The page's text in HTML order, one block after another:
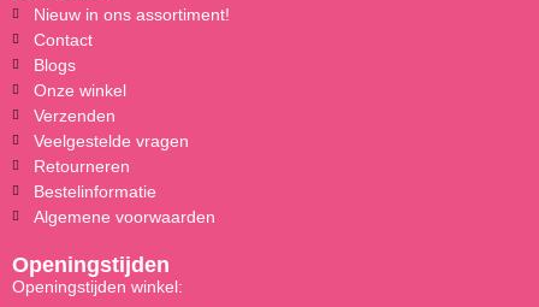
Nieuw in ons assortiment!
Contact
Blogs
Onze winkel
Verzenden
Veelgestelde vragen
Retourneren
Bestelinformatie
Algemene voorwaarden
Openingstijden
Openingstijden winkel: